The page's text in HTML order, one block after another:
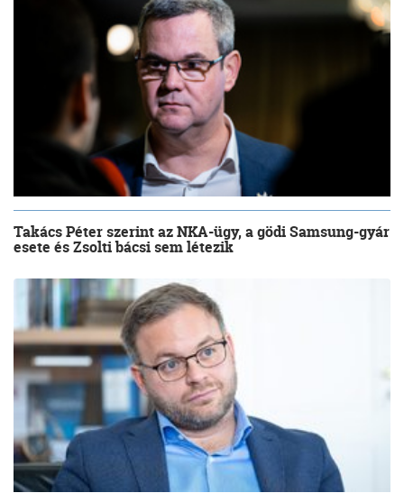
Takács Péter szerint az NKA-ügy, a gödi Samsung-gyár
esete és Zsolti bácsi sem létezik